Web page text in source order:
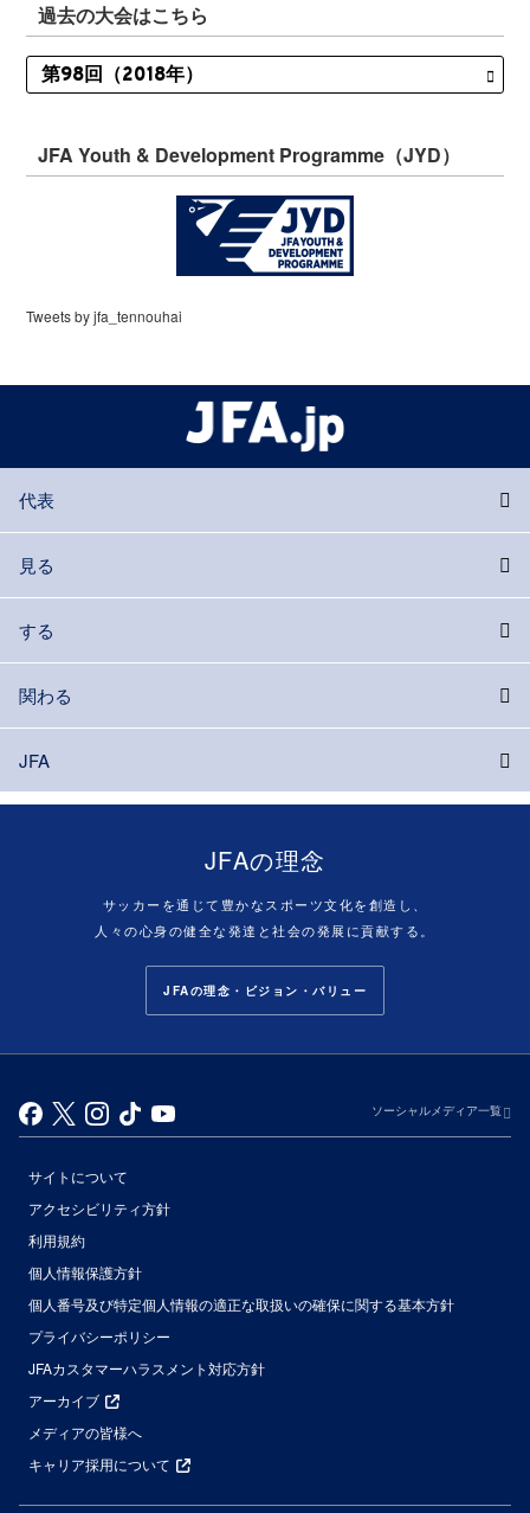
過去の大会はこちら
JFA Youth & Development Programme（JYD）
Tweets by jfa_tennouhai
代表
見る
する
関わる
JFA
JFAの理念
サッカーを通じて豊かなスポーツ文化を創造し、
人々の心身の健全な発達と社会の発展に貢献する。
JFAの理念・ビジョン・バリュー
ソーシャルメディア一覧
サイトについて
アクセシビリティ方針
利用規約
個人情報保護方針
個人番号及び特定個人情報の適正な取扱いの確保に関する基本方針
プライバシーポリシー
JFAカスタマーハラスメント対応方針
アーカイブ
メディアの皆様へ
キャリア採用について